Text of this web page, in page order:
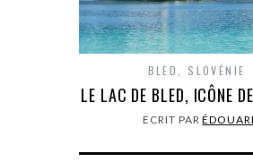
BLED SLOVÉNIE
LE LAC DE BLED, ICÔNE
ECRIT PAR